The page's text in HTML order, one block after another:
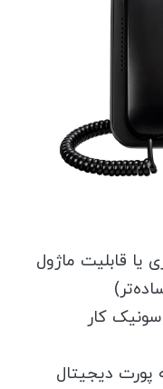
یا قابلیت ماژول
کار
پورت دیجیتال